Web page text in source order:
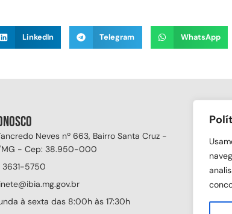
LinkedIn Telegram WhatsApp
Neves nº 663, Bairro Santa Cruz -
MG - Cep: 38.950-000
3631-5750
à sexta das 8:00h às 17:30h
Siga